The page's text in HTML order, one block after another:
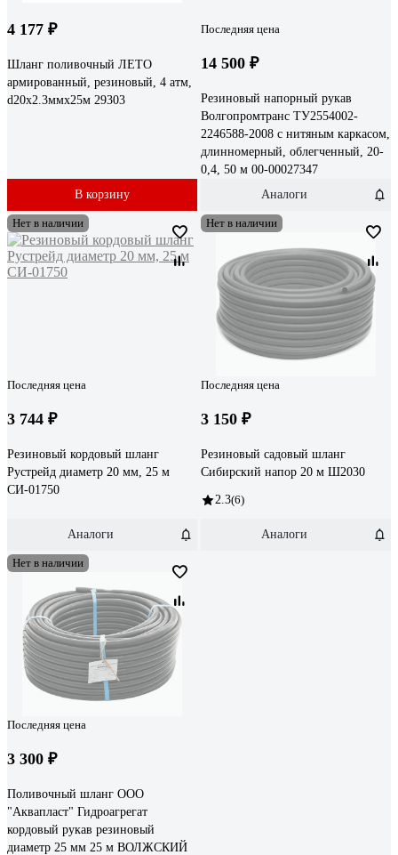
4 177 ₽
Шланг поливочный ЛЕТО
армированный, резиновый, 4 атм,
d20x2.3ммх25м 29303
В корзину
Последняя цена
14 500 ₽
Резиновый напорный рукав
Волгопромтранс ТУ2554002-
2246588-2008 с нитяным каркасом,
длинномерный, облегченный, 20-
0,4, 50 м 00-00027347
Аналоги
Нет в наличии
Последняя цена
3 744 ₽
Резиновый кордовый шланг
Рустрейд диаметр 20 мм, 25 м
СИ-01750
Аналоги
Нет в наличии
Последняя цена
3 150 ₽
Резиновый садовый шланг
Сибирский напор 20 м Ш2030
2.3(6)
Аналоги
Нет в наличии
Последняя цена
3 300 ₽
Поливочный шланг ООО
"Аквапласт" Гидроагрегат
кордовый рукав резиновый
диаметр 25 мм 25 м ВОЛЖСКИЙ